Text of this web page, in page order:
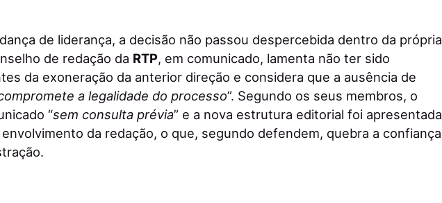
de liderança, a decisão não passou despercebida dentro da própria
de redação da RTP, em comunicado, lamenta não ter sido
da exoneração da anterior direção e considera que a ausência de
a legalidade do processo”. Segundo os seus membros, o
“sem consulta prévia” e a nova estrutura editorial foi apresentada
da redação, o que, segundo defendem, quebra a confiança